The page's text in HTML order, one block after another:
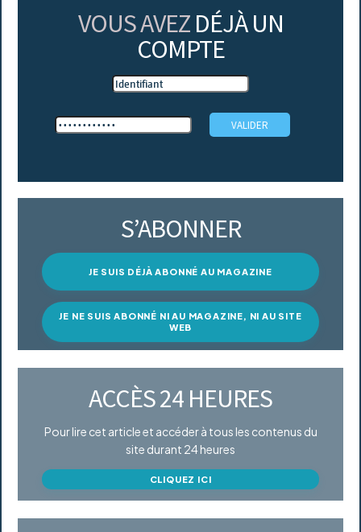
VOUS AVEZ DÉJÀ UN
COMPTE
S’ABONNER
JE SUIS DÉJÀ ABONNÉ AU MAGAZINE
JE NE SUIS ABONNÉ NI AU MAGAZINE, NI AU SITE
WEB
ACCÈS 24 HEURES
Pour lire cet article et accéder à tous les contenus du
site durant 24 heures
CLIQUEZ ICI